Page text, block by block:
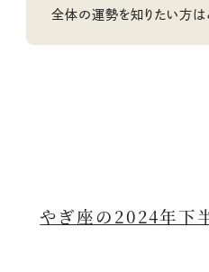
全体の運勢を知りたい方は
やぎ座の2024年下